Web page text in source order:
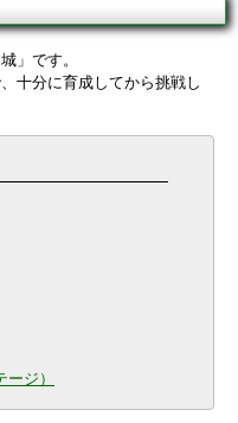
」です。
十分に育成してから挑戦し
ジ）